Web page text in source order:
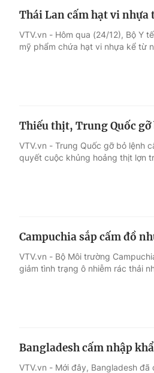
Thái Lan cấm hạt vi
VTV.vn - Hôm qua (24/12), Bộ Y
mỹ phẩm chứa hạt vi nhựa kể từ
Thiếu thịt, Trung Quốc gỡ
VTV.vn - Trung Quốc gỡ bỏ lệnh
quyết cuộc khủng hoảng thịt lợn
Campuchia sắp cấm đồ
VTV.vn - Bộ Môi trường
giảm tình trạng ô nhiễm rác thải
Bangladesh cấm nhập
VTV.vn - Mới đây, Bangladesh